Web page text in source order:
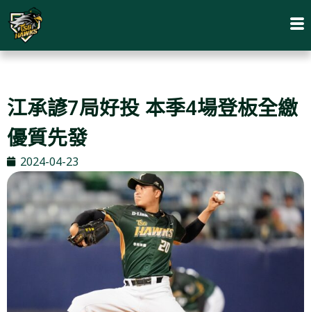
江承諺7局好投 本季4場登板全繳
優質先發
2024-04-23